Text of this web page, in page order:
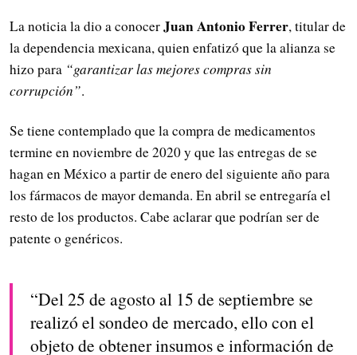
La noticia la dio a conocerJuan Antonio Ferrer, titular de
la dependencia mexicana, quien enfatizó que la alianza se
hizo para “garantizar las mejores compras sin
corrupción”.
Se tiene contemplado que la compra de medicamentos
termine en noviembre de 2020 y que las entregas de se
hagan en México a partir de enero del siguiente año para
los fármacos de mayor demanda. En abril se entregaría el
resto de los productos. Cabe aclarar que podrían ser de
patente o genéricos.
“Del 25 de agosto al 15 de septiembre se
realizó el sondeo de mercado, ello con el
objeto de obtener insumos e información de